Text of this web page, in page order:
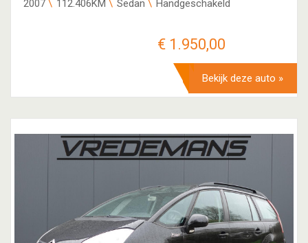
2007 112.406KM Sedan Handgeschakeld
€ 1.950,00
Bekijk deze auto »